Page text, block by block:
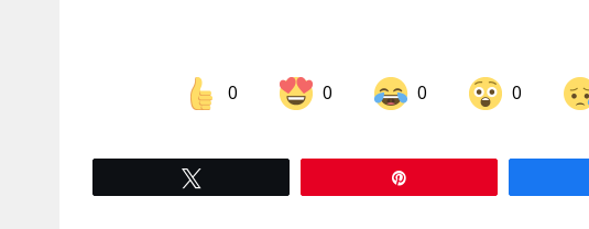
0 0 0 0
Share on Facebook Share on LinkedIn